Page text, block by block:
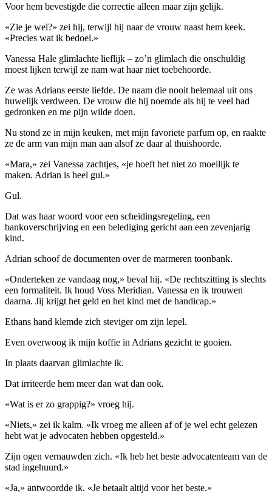
Voor hem bevestigde die correctie alleen maar zijn gelijk.
«Zie je wel?» zei hij, terwijl hij naar de vrouw naast hem keek.
«Precies wat ik bedoel.»
Vanessa Hale glimlachte lieflijk – zo’n glimlach die onschuldig
moest lijken terwijl ze nam wat haar niet toebehoorde.
Ze was Adrians eerste liefde. De naam die nooit helemaal uit ons
huwelijk verdween. De vrouw die hij noemde als hij te veel had
gedronken en me pijn wilde doen.
Nu stond ze in mijn keuken, met mijn favoriete parfum op, en raakte
ze de arm van mijn man aan alsof ze daar al thuishoorde.
«Mara,» zei Vanessa zachtjes, «je hoeft het niet zo moeilijk te
maken. Adrian is heel gul.»
Gul.
Dat was haar woord voor een scheidingsregeling, een
bankoverschrijving en een belediging gericht aan een zevenjarig
kind.
Adrian schoof de documenten over de marmeren toonbank.
«Onderteken ze vandaag nog,» beval hij. «De rechtszitting is slechts
een formaliteit. Ik houd Voss Meridian. Vanessa en ik trouwen
daarna. Jij krijgt het geld en het kind met de handicap.»
Ethans hand klemde zich steviger om zijn lepel.
Even overwoog ik mijn koffie in Adrians gezicht te gooien.
In plaats daarvan glimlachte ik.
Dat irriteerde hem meer dan wat dan ook.
«Wat is er zo grappig?» vroeg hij.
«Niets,» zei ik kalm. «Ik vroeg me alleen af ​​of je wel echt gelezen
hebt wat je advocaten hebben opgesteld.»
Zijn ogen vernauwden zich. «Ik heb het beste advocatenteam van de
stad ingehuurd.»
«Ja,» antwoordde ik. «Je betaalt altijd voor het beste.»